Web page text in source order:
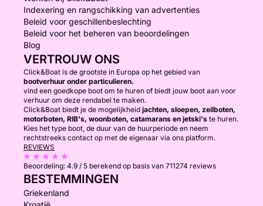
Indexering en rangschikking van advertenties
Beleid voor geschillenbeslechting
Beleid voor het beheren van beoordelingen
Blog
VERTROUW ONS
Click&Boat is de grootste in Europa op het gebied van
bootverhuur onder particulieren.
vind een goedkope boot om te huren of biedt jouw boot aan voor
verhuur om deze rendabel te maken.
Click&Boat biedt je de mogelijkheid jachten, sloepen, zeilboten,
motorboten, RIB's, woonboten, catamarans en jetski's te huren.
Kies het type boot, de duur van de huurperiode en neem
rechtstreeks contact op met de eigenaar via ons platform.
REVIEWS
Beoordeling: 4.9 / 5 berekend op basis van 711274 reviews
BESTEMMINGEN
Griekenland